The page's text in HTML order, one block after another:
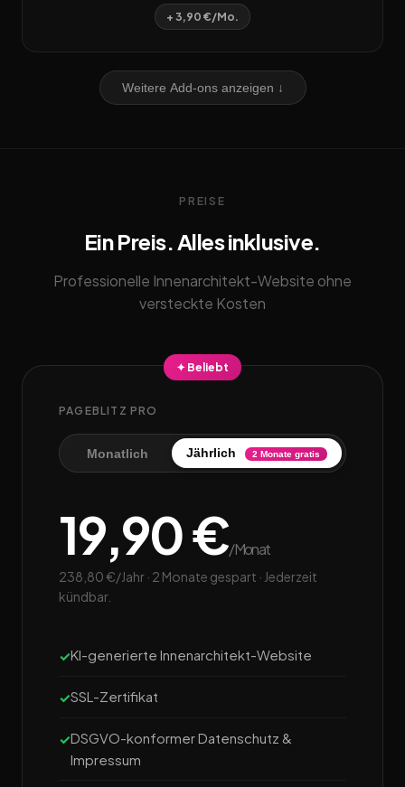
+ 3,90 €/Mo.
Weitere Add-ons anzeigen ↓
PREISE
Ein Preis. Alles inklusive.
Professionelle Innenarchitekt-Website ohne
versteckte Kosten
✦ Beliebt
PAGEBLITZ PRO
Monatlich Jährlich 2 Monate gratis
19,90 €/Monat
238,80 €/Jahr · 2 Monate gespart · Jederzeit
kündbar.
KI-generierte Innenarchitekt-Website
SSL-Zertifikat
DSGVO-konformer Datenschutz &
Impressum